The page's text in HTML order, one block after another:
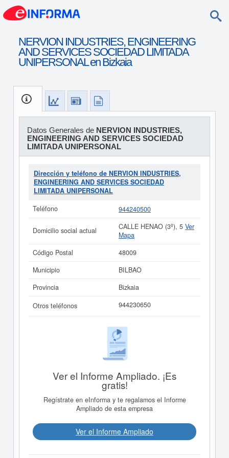
NERVION INDUSTRIES, ENGINEERING
AND SERVICES SOCIEDAD LIMITADA
UNIPERSONAL en Bizkaia
Datos Generales de NERVION INDUSTRIES,
ENGINEERING AND SERVICES SOCIEDAD
LIMITADA UNIPERSONAL
Dirección y teléfono de NERVION INDUSTRIES,
ENGINEERING AND SERVICES SOCIEDAD
LIMITADA UNIPERSONAL
Teléfono
944240500
Domicilio social actual CALLE HENAO (3º), 5 Ver
Mapa
Código Postal
48009
Municipio
BILBAO
Provincia
Bizkaia
Otros teléfonos
944230650
Ver el Informe Ampliado. ¡Es
gratis!
Regístrate en eInforma y te regalamos el Informe
Ampliado de esta empresa
Ver el Informe Ampliado